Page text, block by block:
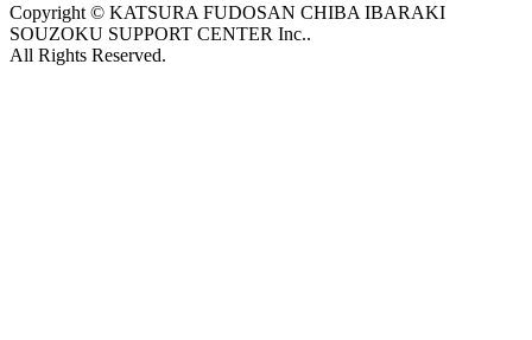
Copyright © KATSURA FUDOSAN CHIBA IBARAKI
SOUZOKU SUPPORT CENTER Inc..
All Rights Reserved.